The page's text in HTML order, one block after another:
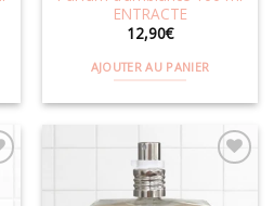
du
produit
ENTRACTE
12,90€
AJOUTER AU PANIER